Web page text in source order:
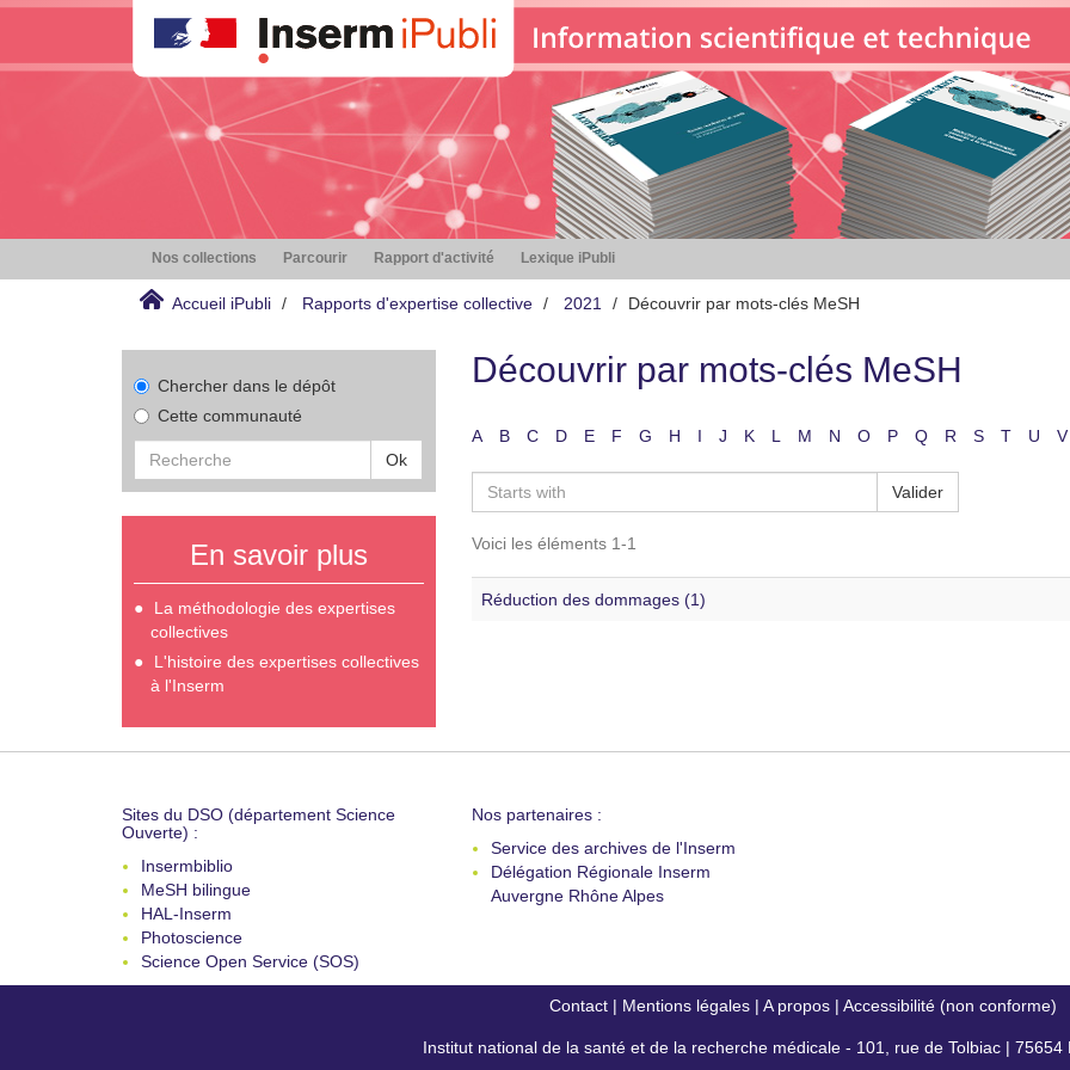
Nos collections Parcourir Rapport d'activité Lexique iPubli
Accueil iPubli Rapports d'expertise collective 2021 Découvrir par mots-clés MeSH
Chercher dans le dépôt
Cette communauté
Ok
En savoir plus
La méthodologie des expertises
collectives
L'histoire des expertises collectives
à l'Inserm
Découvrir par mots-clés MeSH
A B C D E F G H I J K L M N O P Q R S T U V
Valider
Voici les éléments 1-1
Réduction des dommages (1)
Sites du DSO (département Science
Ouverte) :
Insermbiblio
MeSH bilingue
HAL-Inserm
Photoscience
Science Open Service (SOS)
Nos partenaires :
Service des archives de l'Inserm
Délégation Régionale Inserm
Auvergne Rhône Alpes
Contact| Mentions légales| A propos| Accessibilité (non conforme)
Institut national de la santé et de la recherche médicale - 101, rue de Tolbiac | 75654